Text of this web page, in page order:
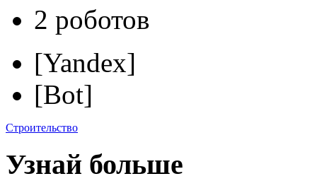
2 роботов
[Yandex]
[Bot]
Строительство
Узнай больше